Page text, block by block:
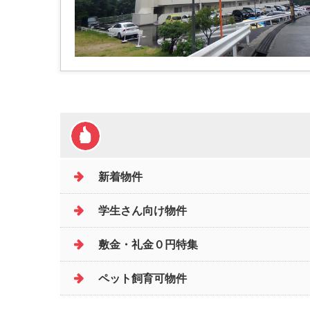
新着物件
学生さん向け物件
敷金・礼金０円特集
ペット飼育可物件